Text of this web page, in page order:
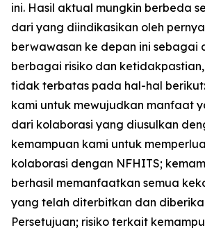
ini. Hasil aktual mungkin berbeda
dari yang diindikasikan oleh
berwawasan ke depan ini sebagai
berbagai risiko dan
tidak terbatas pada hal-hal
kami untuk mewujudkan manfaat
dari kolaborasi yang diusulkan
kemampuan kami untuk
kolaborasi dengan NFHITS;
berhasil memanfaatkan semua
yang telah diterbitkan dan
Persetujuan; risiko terkait